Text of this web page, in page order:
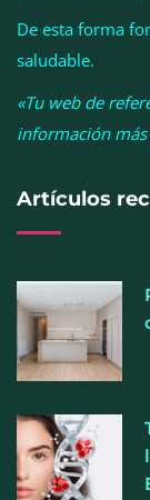
La luz roja, el
recuperación
cada vez más
cambiar sus
De esta forma
saludable.
«Tu web de
información más
Artículos